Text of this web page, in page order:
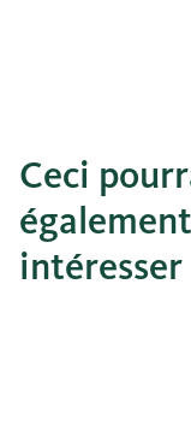
Ceci
intéresser